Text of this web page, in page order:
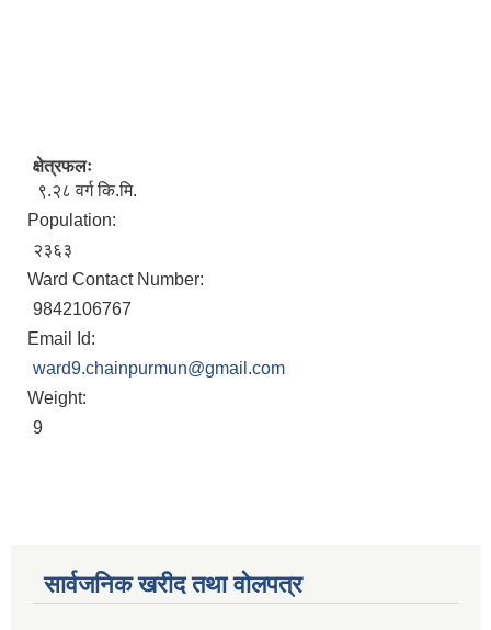
क्षेत्रफलः
९.२८ वर्ग कि.मि.
Population:
२३६३
Ward Contact Number:
9842106767
Email Id:
ward9.chainpurmun@gmail.com
Weight:
9
सार्वजनिक खरीद तथा वाेलपत्र